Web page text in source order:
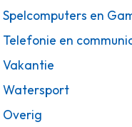
Spelcomputers en
Telefonie en
Vakantie
Watersport
Overig